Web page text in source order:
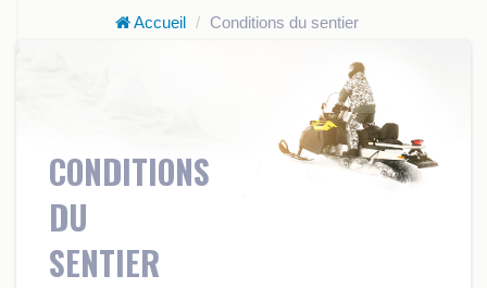
Accueil Conditions du sentier
CONDITIONS
DU
SENTIER